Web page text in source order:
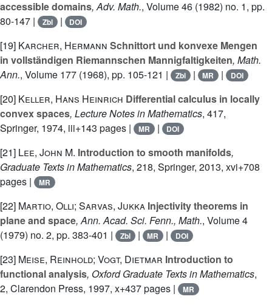
accessible domains, Adv. Math., Volume 46 (1982) no. 1, pp.
80-147 |
Zbl | DOI
[19] Karcher, Hermann Schnittort und konvexe Mengen
in vollständigen Riemannschen Mannigfaltigkeiten, Math.
Ann., Volume 177 (1968), pp. 105-121 | Zbl | MR | DOI
[20] Keller, Hans Heinrich Differential calculus in locally
convex spaces, Lecture Notes in Mathematics, 417,
Springer, 1974, iii+143 pages |
MR | DOI
[21] Lee, John M. Introduction to smooth manifolds,
Graduate Texts in Mathematics, 218, Springer, 2013, xvi+708
pages |
MR
[22] Martio, Olli; Sarvas, Jukka Injectivity theorems in
plane and space, Ann. Acad. Sci. Fenn., Math., Volume 4
(1979) no. 2, pp. 383-401 |
Zbl | MR | DOI
[23] Meise, Reinhold; Vogt, Dietmar Introduction to
functional analysis, Oxford Graduate Texts in Mathematics,
2, Clarendon Press, 1997, x+437 pages | MR